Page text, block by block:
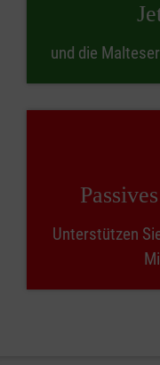
und die
Unterstützen